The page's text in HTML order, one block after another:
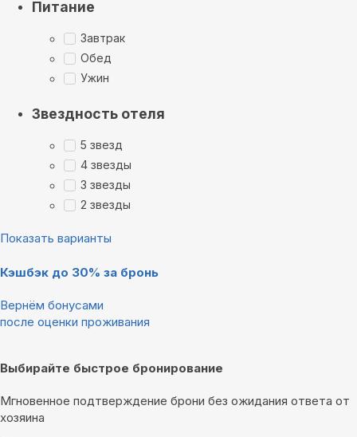
Питание
Завтрак
Обед
Ужин
Звездность отеля
5 звезд
4 звезды
3 звезды
2 звезды
Показать варианты
Кэшбэк до 30% за бронь
Вернём бонусами
после оценки проживания
Выбирайте быстрое бронирование
Мгновенное подтверждение брони без ожидания ответа от
хозяина